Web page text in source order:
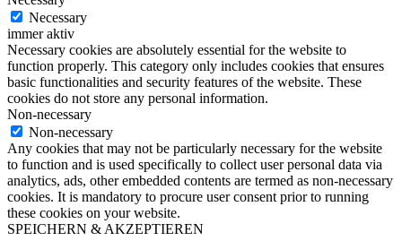
Necessary
immer aktiv
Necessary cookies are absolutely essential for the website to
function properly. This category only includes cookies that ensures
basic functionalities and security features of the website. These
cookies do not store any personal information.
Non-necessary
Non-necessary
Any cookies that may not be particularly necessary for the website
to function and is used specifically to collect user personal data via
analytics, ads, other embedded contents are termed as non-necessary
cookies. It is mandatory to procure user consent prior to running
these cookies on your website.
SPEICHERN & AKZEPTIEREN